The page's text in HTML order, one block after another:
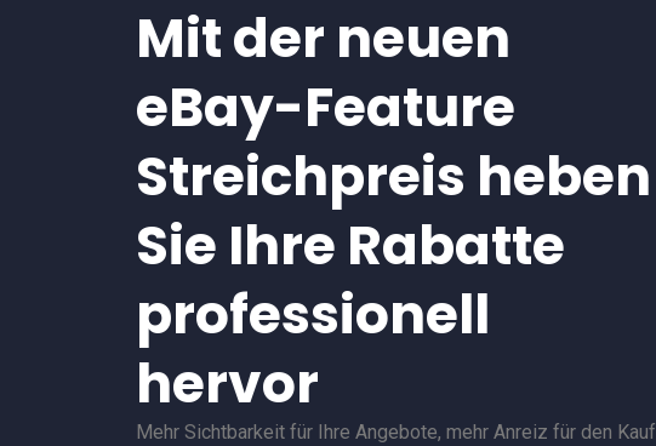
Mit der neuen
eBay-Feature
Streichpreis heben
Sie Ihre Rabatte
professionell
hervor
Mehr Sichtbarkeit für Ihre Angebote, mehr Anreiz für den Kauf